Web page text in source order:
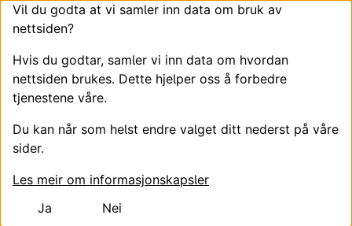
Vil du godta at vi samler inn data om bruk av
nettsiden?
Hvis du godtar, samler vi inn data om hvordan
nettsiden brukes. Dette hjelper oss å forbedre
tjenestene våre.
Du kan når som helst endre valget ditt nederst på våre
sider.
Les meir om informasjonskapsler
Ja
Nei